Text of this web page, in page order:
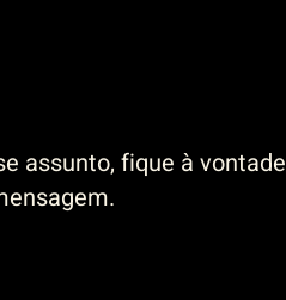
assunto, fique à vontade